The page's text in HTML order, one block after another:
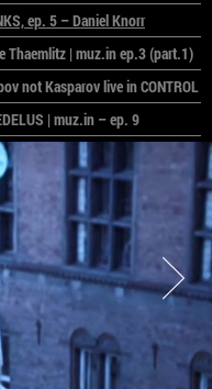
ep. 5 – Daniel Knorr
Thaemlitz | muz.in ep.3 (part.1)
not Kasparov live in CONTROL
| muz.in – ep. 9
LALELE – prima premieră a
la MACAZ
– filme poloneze la
OF ROMANIA se lansează la
Simeza
For Outernational